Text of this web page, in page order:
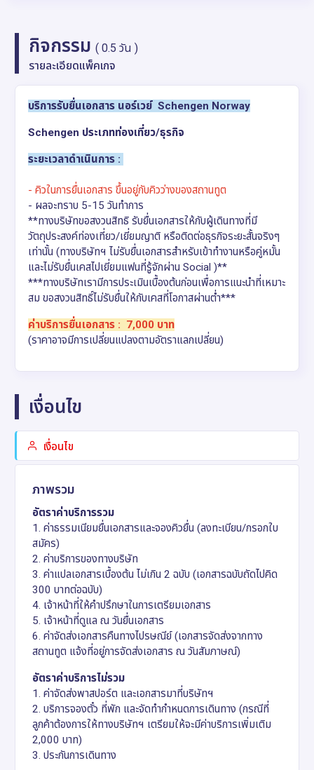
กิจกรรม( 0.5 วัน )
รายละเอียดแพ็คเกจ
บริการรับยื่นเอกสาร นอร์เวย์ Schengen Norway
Schengen ประเภทท่องเที่ยว/ธุรกิจ
ระยะเวลาดำเนินการ :
- คิวในการยื่นเอกสาร ขึ้นอยู่กับคิวว่างของสถานทูต
- ผลจะทราบ 5-15 วันทำการ
**ทางบริษัทขอสงวนสิทธิ รับยื่นเอกสารให้กับผู้เดินทางที่มี
วัตถุประสงค์ท่องเที่ยว/เยี่ยมญาติ หรือติดต่อธุรกิจระยะสั้นจริงๆ
เท่านั้น (ทางบริษัทฯ ไม่รับยื่นเอกสารสำหรับเข้าทำงานหรือคู่หมั้น
และไม่รับยื่นเคสไปเยี่ยมแฟนที่รู้จักผ่าน Social )**
***ทางบริษัทเรามีการประเมินเบื้องต้นก่อนเพื่อการแนะนำที่เหมาะ
สม ขอสงวนสิทธิ์ไม่รับยื่นให้กับเคสที่โอกาสผ่านต่ำ***
ค่าบริการยื่นเอกสาร: 7,000 บาท
(ราคาอาจมีการเปลี่ยนแปลงตามอัตราแลกเปลี่ยน)
เงื่อนไข
เงื่อนไข
ภาพรวม
อัตราค่าบริการรวม
1. ค่าธรรมเนียมยื่นเอกสารและจองคิวยื่น (ลงทะเบียน/กรอกใบ
สมัคร)
2. ค่าบริการของทางบริษัท
3. ค่าแปลเอกสารเบื้องต้น ไม่เกิน 2 ฉบับ (เอกสารฉบับถัดไปคิด
300 บาทต่อฉบับ)
4. เจ้าหน้าที่ให้คำปรึกษาในการเตรียมเอกสาร
5. เจ้าหน้าที่ดูแล ณ วันยื่นเอกสาร
6. ค่าจัดส่งเอกสารคืนทางไปรษณีย์ (เอกสารจัดส่งจากทาง
สถานทูต แจ้งที่อยู่การจัดส่งเอกสาร ณ วันสัมภาษณ์)
อัตราค่าบริการไม่รวม
1. ค่าจัดส่งพาสปอร์ต และเอกสารมาที่บริษัทฯ
2. บริการจองตั๋ว ที่พัก และจัดทำกำหนดการเดินทาง (กรณีที่
ลูกค้าต้องการให้ทางบริษัทฯ เตรียมให้จะมีค่าบริการเพิ่มเติม
2,000 บาท)
3. ประกันการเดินทาง